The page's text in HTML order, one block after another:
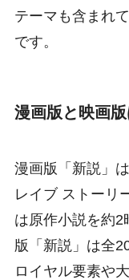
テーマも含まれ
です。
漫画版と映画
漫画版「新説」
レイブ ストーリ
は原作小説を約
版「新説」は全
ロイヤル要素や